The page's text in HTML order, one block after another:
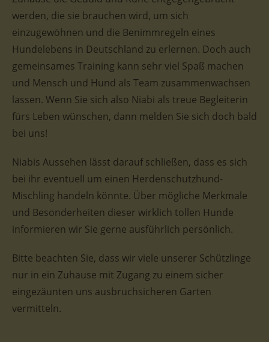
werden, die sie brauchen wird, um sich
einzugewöhnen und die Benimmregeln eines
Hundelebens in Deutschland zu erlernen. Doch auch
gemeinsames Training kann sehr viel Spaß machen
und Mensch und Hund als Team zusammenwachsen
lassen. Wenn Sie sich also Niabi als treue Begleiterin
fürs Leben wünschen, dann melden Sie sich doch bald
bei uns!
Niabis Aussehen lässt darauf schließen, dass es sich
bei ihr eventuell um einen Herdenschutzhund-
Mischling handeln könnte. Über mögliche Merkmale
und Besonderheiten dieser wirklich tollen Hunde
informieren wir Sie gerne ausführlich persönlich.
Bitte beachten Sie, dass wir viele unserer Schützlinge
nur in ein Zuhause mit Zugang zu einem sicher
eingezäunten uns ausbruchsicheren Garten
vermitteln.